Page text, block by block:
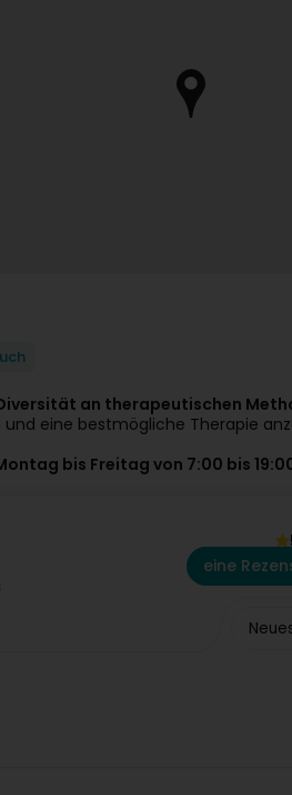
an therapeutischen
eine bestmögliche Therapie
bis Freitag von 7:00 bis
eine